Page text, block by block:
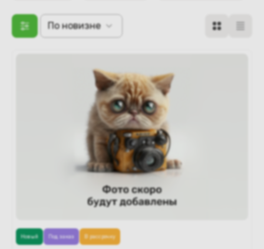
По новизне
Новый Под заказ В рассрочку